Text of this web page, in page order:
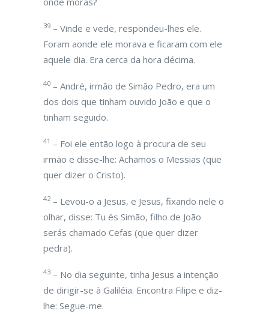
39 – Vinde e vede, respondeu-lhes ele.
Foram aonde ele morava e ficaram com ele
aquele dia. Era cerca da hora décima.
40 – André, irmão de Simão Pedro, era um
dos dois que tinham ouvido João e que o
tinham seguido.
41 – Foi ele então logo à procura de seu
irmão e disse-lhe: Achamos o Messias (que
quer dizer o Cristo).
42– Levou-o a Jesus, e Jesus, fixando nele o
olhar, disse: Tu és Simão, filho de João
serás chamado Cefas (que quer dizer
pedra).
43 – No dia seguinte, tinha Jesus a intenção
de dirigir-se à Galiléia. Encontra Filipe e diz-
lhe: Segue-me.